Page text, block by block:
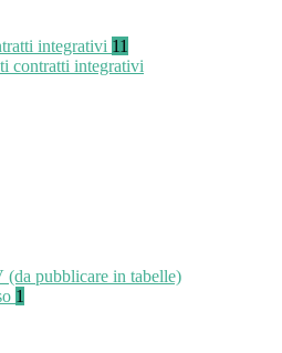
integrativi 11
contratti integrativi
(da pubblicare in tabelle)
1